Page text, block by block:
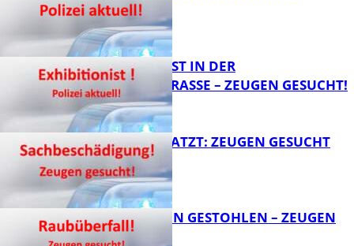
EXHIBITIONIST IN DER
VELMANNSTRASSE – ZEUGEN GESUCHT!
AUTO ZERKRATZT: ZEUGEN GESUCHT
TEURE KETTEN GESTOHLEN – ZEUGEN
GESUCHT!